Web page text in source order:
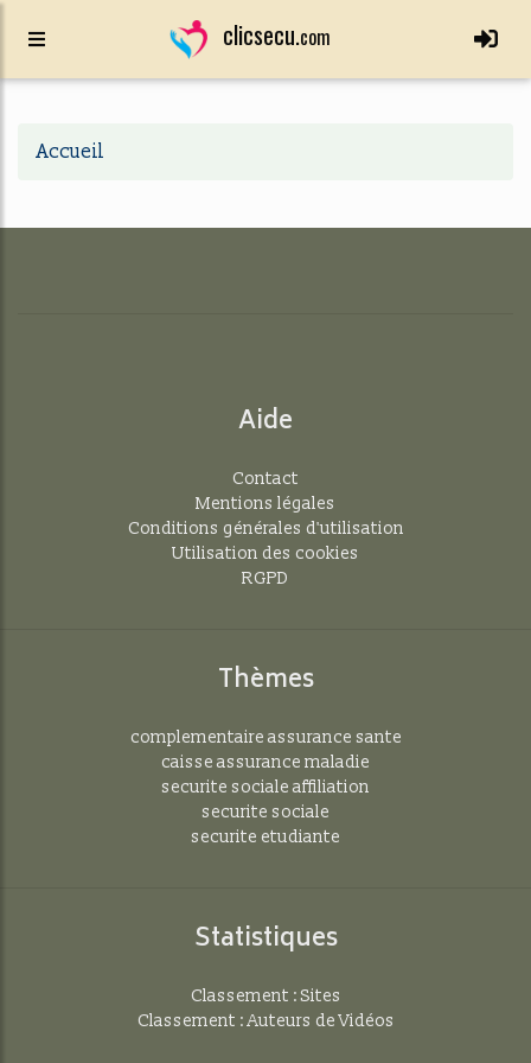
clicsecu.com
Accueil
Aide
Contact
Mentions légales
Conditions générales d'utilisation
Utilisation des cookies
RGPD
Thèmes
complementaire assurance sante
caisse assurance maladie
securite sociale affiliation
securite sociale
securite etudiante
Statistiques
Classement : Sites
Classement : Auteurs de Vidéos